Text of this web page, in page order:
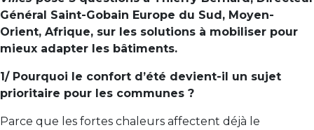
Général Saint-Gobain Europe du Sud, Moyen-
Orient, Afrique, sur les solutions à mobiliser pour
mieux adapter les bâtiments.
1/ Pourquoi le confort d’été devient-il un sujet
prioritaire pour les communes ?
Parce que les fortes chaleurs affectent déjà le